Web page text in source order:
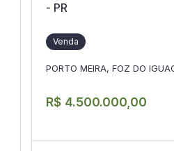
- PR
Venda
PORTO MEIRA, FOZ DO
R$ 4.500.000,00